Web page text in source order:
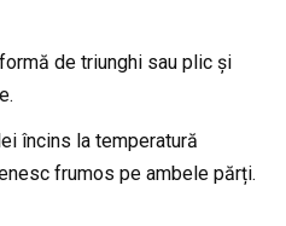
de triunghi sau plic și
încins la temperatură
frumos pe ambele părți.